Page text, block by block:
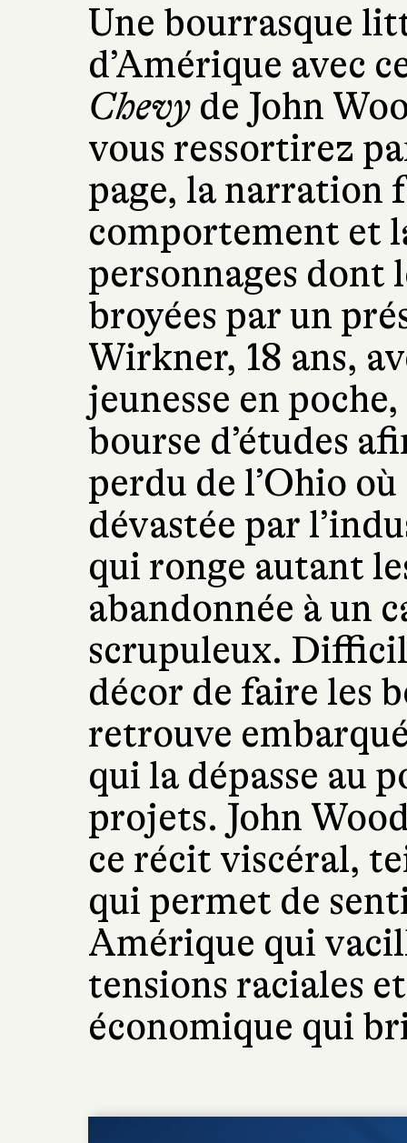
Une bourrasque
d’Amérique avec
Chevyde John
vous ressortirez
page, la narration
comportement et
personnages dont
broyées par un
Wirkner, 18 ans,
jeunesse en
bourse d’études
perdu de l’Ohio
dévastée par
qui ronge autant
abandonnée à un
scrupuleux.
décor de faire les
retrouve
qui la dépasse au
projets. John
ce récit viscéral,
qui permet de
Amérique qui
tensions raciales
économique qui